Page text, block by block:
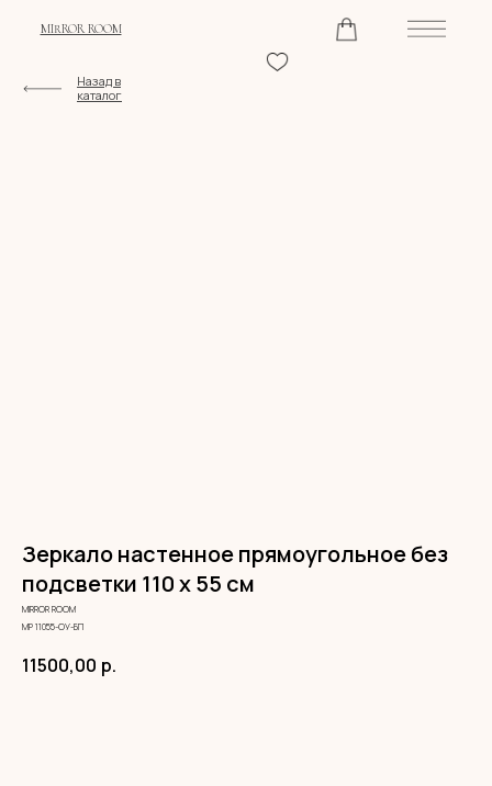
Зеркало настенное прямоугольное без
подсветки 110 х 55 см
MIRROR ROOM
МР 11055-ОУ-БП
11500,00 р.